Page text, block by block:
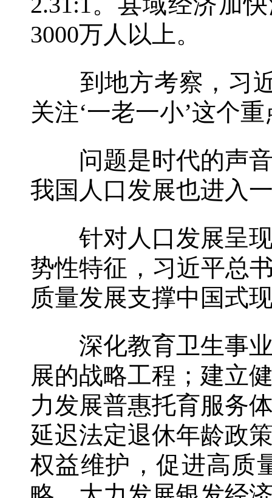
3000万人以上。
到地方考察，习近
关注‘一老一小’这个重
问题是时代的声音
我国人口发展也进入
针对人口发展呈现
势性特征，习近平总
质量发展支撑中国式
深化教育卫生事业
展的战略工程；建立
力发展普惠托育服务
延迟法定退休年龄政
权益维护，促进高质